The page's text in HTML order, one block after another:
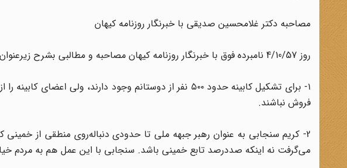
مصاحبه دکتر غلامحسین صدیقی با خبرنگار روزنامه کیهان
روز 4/10/57 نامبرده فوق با خبرنگار روزنامه کیهان مصاحبه و مطالبی بشرح زیرعنوان نموده است:
۱- برای تشکیل کابینه حدود ۵۰۰ نفر از دوستانم وجود دارند،
فروش نباشند.
2- کریم سنجابی به عنوان رهبر جبهه ملی تا حدودی دنباله‌روی منطقی از
می‌گرفت نه اینکه صددرصد تابع خمینی باشد. سنجابی با این عمل هم به مردم